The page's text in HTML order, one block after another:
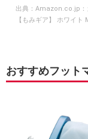
出典： Amazon.co.jp：
【もみギア】 ホワイト
おすすめフット